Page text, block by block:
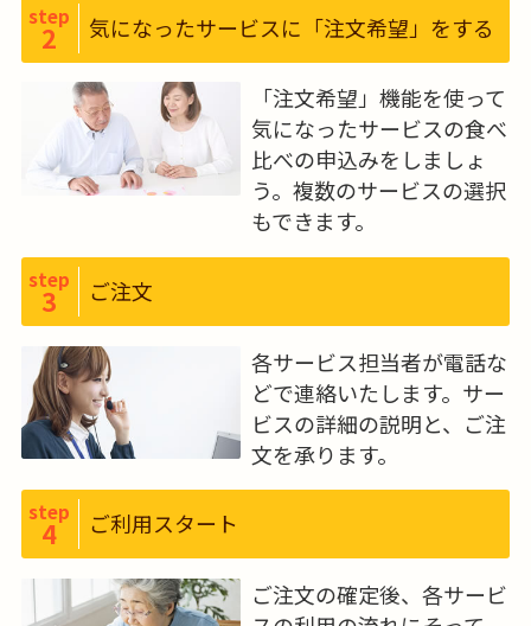
step
2 気になったサービスに「注文希望」をする
「注文希望」機能を使って
気になったサービスの食べ
比べの申込みをしましょ
う。複数のサービスの選択
もできます。
step
3 ご注文
各サービス担当者が電話な
どで連絡いたします。サー
ビスの詳細の説明と、ご注
文を承ります。
step
4 ご利用スタート
ご注文の確定後、各サービ